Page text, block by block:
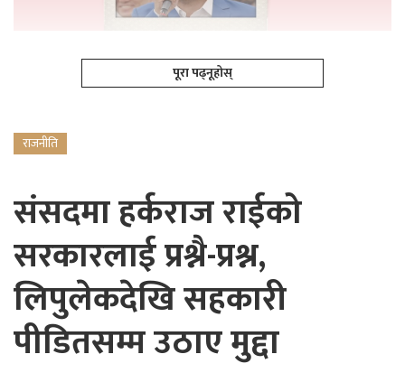
पूरा पढ्नूहोस्
राजनीति
संसदमा हर्कराज राईको
सरकारलाई प्रश्नै-प्रश्न,
लिपुलेकदेखि सहकारी
पीडितसम्म उठाए मुद्दा